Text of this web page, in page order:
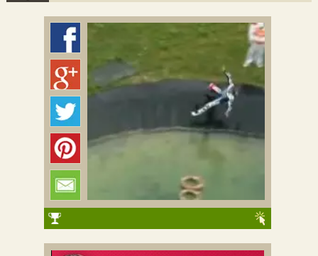
Colmeia Exchange